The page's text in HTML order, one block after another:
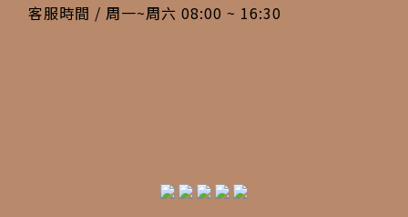
客服時間 / 周一~周六 08:00 ~ 16:30